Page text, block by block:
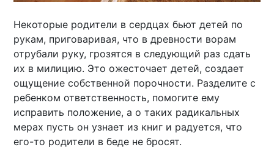
Некоторые родители в сердцах бьют детей по
рукам, приговаривая, что в древности ворам
отрубали руку, грозятся в следующий раз сдать
их в милицию. Это ожесточает детей, создает
ощущение собственной порочности. Разделите с
ребенком ответственность, помогите ему
исправить положение, а о таких радикальных
мерах пусть он узнает из книг и радуется, что
его-то родители в беде не бросят.